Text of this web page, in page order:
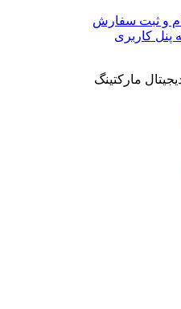
و ثبت سفارش
پنل کاربری
مارکتینگ